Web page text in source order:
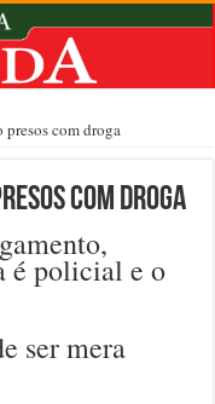
presos com droga
com droga
é policial e o
ser mera